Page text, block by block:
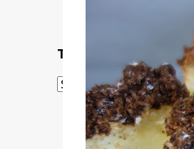
Translate
Powered by